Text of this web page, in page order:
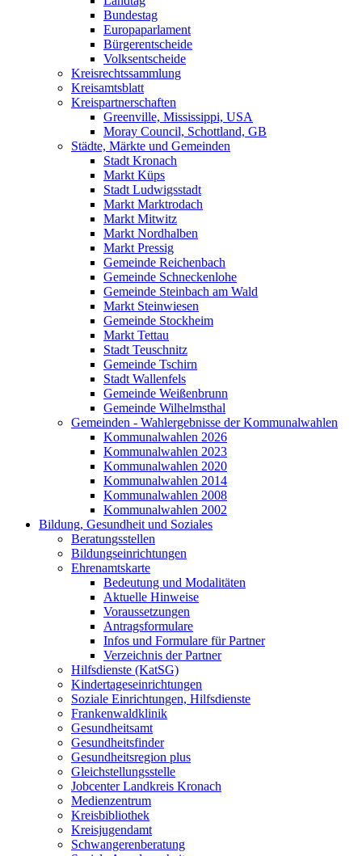
Bundestag
Europaparlament
Bürgerentscheide
Volksentscheide
Kreisrechtssammlung
Kreisamtsblatt
Kreispartnerschaften
Greenville, Mississippi, USA
Moray Council, Schottland, GB
Städte, Märkte und Gemeinden
Stadt Kronach
Markt Küps
Stadt Ludwigsstadt
Markt Marktrodach
Markt Mitwitz
Markt Nordhalben
Markt Pressig
Gemeinde Reichenbach
Gemeinde Schneckenlohe
Gemeinde Steinbach am Wald
Markt Steinwiesen
Gemeinde Stockheim
Markt Tettau
Stadt Teuschnitz
Gemeinde Tschirn
Stadt Wallenfels
Gemeinde Weißenbrunn
Gemeinde Wilhelmsthal
Gemeinden - Wahlergebnisse der Kommunalwahlen
Kommunalwahlen 2026
Kommunalwahlen 2023
Kommunalwahlen 2020
Kommunalwahlen 2014
Kommunalwahlen 2008
Kommunalwahlen 2002
Bildung, Gesundheit und Soziales
Beratungsstellen
Bildungseinrichtungen
Ehrenamtskarte
Bedeutung und Modalitäten
Aktuelle Hinweise
Voraussetzungen
Antragsformulare
Infos und Formulare für Partner
Verzeichnis der Partner
Hilfsdienste (KatSG)
Kindertageseinrichtungen
Soziale Einrichtungen, Hilfsdienste
Frankenwaldklinik
Gesundheitsamt
Gesundheitsfinder
Gesundheitsregion plus
Gleichstellungsstelle
Jobcenter Landkreis Kronach
Medienzentrum
Kreisbibliothek
Kreisjugendamt
Schwangerenberatung